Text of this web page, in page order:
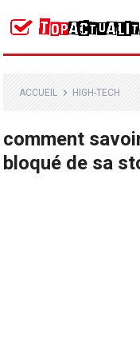
ACCUEIL HIGH-TECH
comment
bloqué de sa